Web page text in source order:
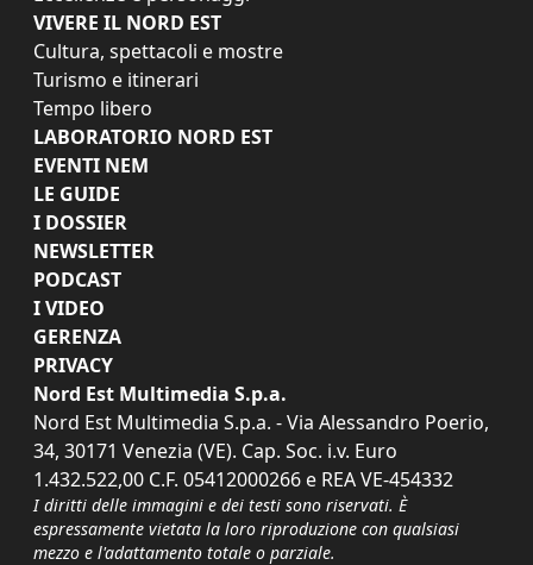
VIVERE IL NORD EST
Cultura, spettacoli e mostre
Turismo e itinerari
Tempo libero
LABORATORIO NORD EST
EVENTI NEM
LE GUIDE
I DOSSIER
NEWSLETTER
PODCAST
I VIDEO
GERENZA
PRIVACY
Nord Est Multimedia S.p.a.
Nord Est Multimedia S.p.a. - Via Alessandro Poerio,
34, 30171 Venezia (VE). Cap. Soc. i.v. Euro
1.432.522,00 C.F. 05412000266 e REA VE-454332
I diritti delle immagini e dei testi sono riservati. È
espressamente vietata la loro riproduzione con qualsiasi
mezzo e l'adattamento totale o parziale.